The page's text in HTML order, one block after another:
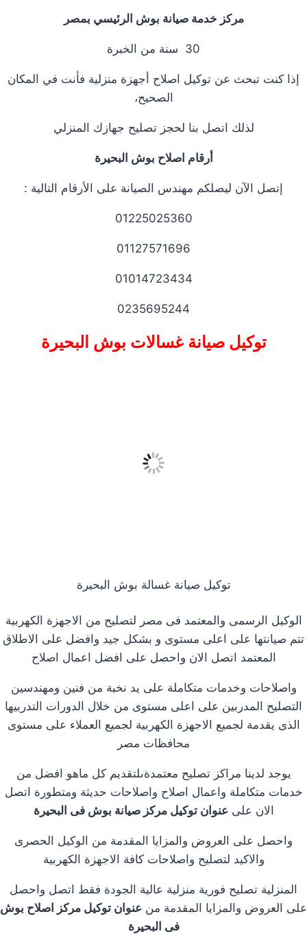
مركز خدمة صيانة بوش الرئيسي بمصر
30 سنة من الخبرة
إذا كنت تبحث عن توكيل اصلاح أجهزة منزلية فأنت في المكان
الصحيح،
لذلك اتصل بنا لحجز تصليح جهازك المنزلي
أرقام اصلاح بوش البحيرة
إتصل الآن ليصلكم مهندس الصيانة على الأرقام التالية :
01225025360
01127571696
01014723434
0235695244
توكيل صيانة غسالات بوش البحيرة
توكيل صيانة غسالة بوش البحيرة
الوكيل الرسمى والمعتمد فى مصر لتصليح من الاجهزة الكهربية
تتم صيانتها على اعلى مستوى و بشكل جيد وافضل على الاطلاق
المعتمد اتصل الان واحصل على افضل اعمال اصلاح
واصلاحات وخدمات متكاملة على يد نخبة من فنين ومهندسين
التصليح المدربين على اعلى مستوى من خلال الدورات التدربيها
الذى يقدمة لجميع الاجهزة الكهربية لجميع العملاء على مستوى
محافظات مصر
يوجد لدينا مراكز تصليح معتمدةىلتقديم كل ماهو افضل من
خدمات متكاملة واعمال اصلاح واصلاحات حديثة ومتطورة اتصل
الان علىعنوان توكيل مركز صيانة بوش فى البحيرة
واحصل على العروض والمزايا المقدمة من الوكيل الحصرى
والاكيد لتصليح واصلاحات كافة الاجهزة الكهربية
المنزلية تصليح فورية منزلية عالية الجودة فقط اتصل واحصل
على العروض والمزايا المقدمة من عنوان توكيل مركز اصلاح بوش
فى البحيرة